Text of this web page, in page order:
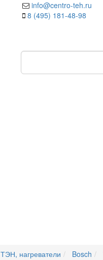
info@centro-teh.ru
8 (495) 181-48-98
ТЭН, нагреватели Bosch